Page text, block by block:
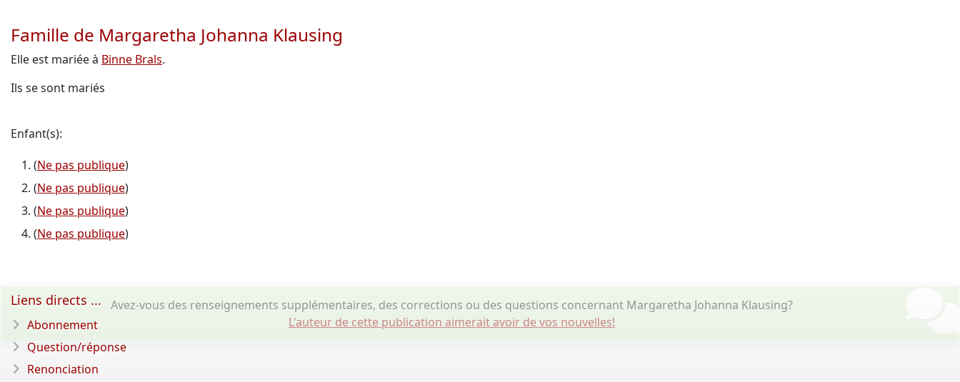
Famille de Margaretha Johanna Klausing
Elle est mariée à Binne Brals.
Ils se sont mariés
Enfant(s):
(Ne pas publique)
(Ne pas publique)
(Ne pas publique)
(Ne pas publique)
Avez-vous des renseignements supplémentaires, des corrections ou des questions concernant Margaretha Johanna Klausing?
L'auteur de cette publication aimerait avoir de vos nouvelles!
Liens directs ...
Abonnement
Question/réponse
Renonciation